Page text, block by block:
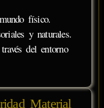
físico.
y naturales.
del entorno
Material